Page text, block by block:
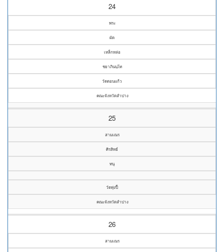
24
พระ
ผัด
เหล็กหล่อ
ชยาภินนฺโท
วัดดอนแก้ว
คณะจังหวัดลำปาง
25
สามเณร
ศิรสิทธ์
ทนุ
วัดทุ่งปี้
คณะจังหวัดลำปาง
26
สามเณร